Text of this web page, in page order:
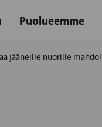
Puolueemme
jääneille nuorille